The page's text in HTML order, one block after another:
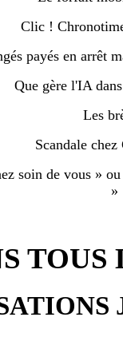
Clic !
payés en arrêt
Que gère l'IA
Les
Scandale
soin de vous »
»